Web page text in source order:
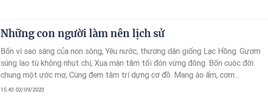
Những con người làm nên lịch sử
Bốn vì sao sáng của non sông, Yêu nước, thương dân giống Lạc Hồng. Gươm
súng lao tù không nhụt chí, Xua màn tăm tối đón vừng đông. Bốn cuộc đời
chung một ước mơ, Cùng đem tâm trí dựng cơ đồ. Mang áo ấm, cơm...
15:43 02/09/2023